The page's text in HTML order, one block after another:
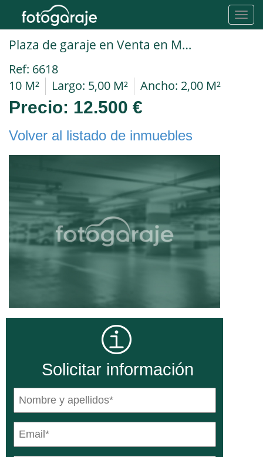
Plaza de garaje en Venta en Madrid en PORTAZGO Santiago Alio
Ref: 6618
10 M²
Largo: 5,00 M² Ancho: 2,00 M²
Precio: 12.500 €
Volver al listado de inmuebles
Solicitar información